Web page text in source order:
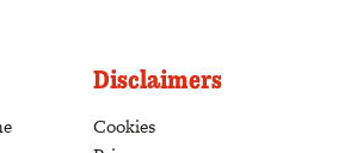
Disclaimers
Cookies